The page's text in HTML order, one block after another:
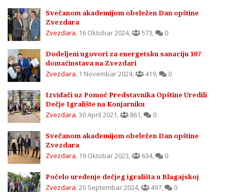
Svečanom akademijom obeležen Dan opštine
Zvezdara
Zvezdara, 16 Oktobar 2024, 573, 0
Dodeljeni ugovori za energetsku sanaciju 107
domaćinstava na Zvezdari
Zvezdara, 1 Novembar 2024, 419, 0
Izviđači uz Pomoć Predstavnika Opštine Uredili
Dečje Igralište na Konjarniku
Zvezdara,30 April 2021, 861, 0
Svečanom akademijom obeležen Dan opštine
Zvezdara
Zvezdara, 19 Oktobar 2023, 634, 0
Počelo uređenje dečjeg igrališta u Blagajskoj
Zvezdara,20 Septembar 2024, 497, 0